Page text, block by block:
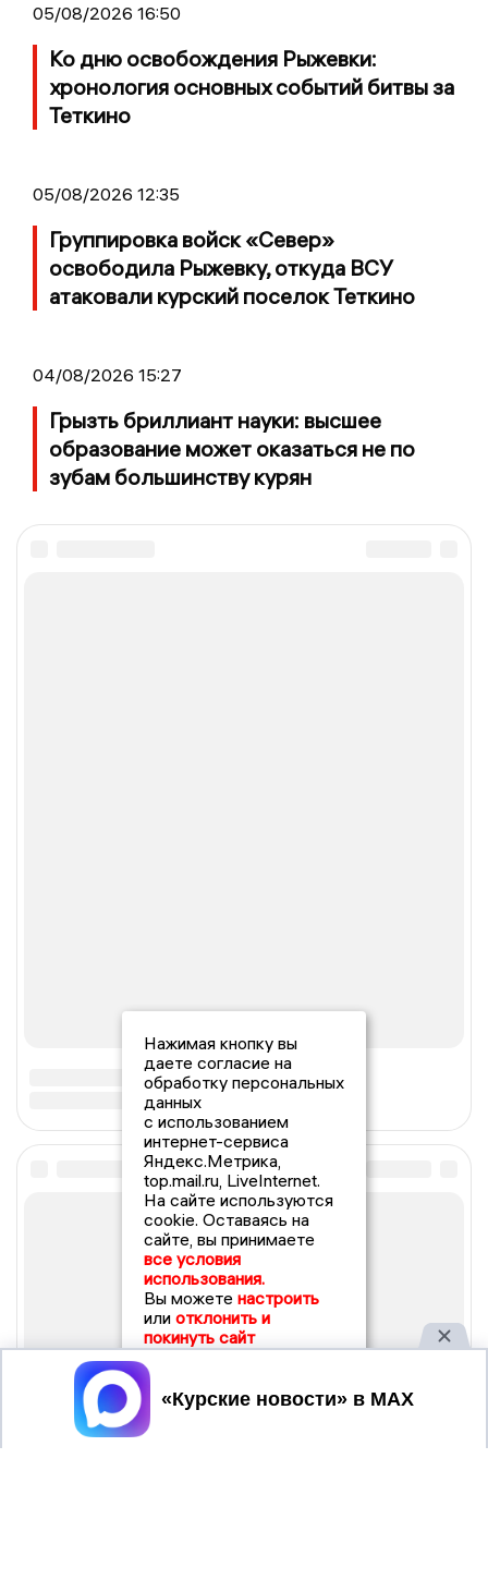
05/08/2026 16:50
Ко дню освобождения Рыжевки:
хронология основных событий битвы за
Теткино
05/08/2026 12:35
Группировка войск «Север»
освободила Рыжевку, откуда ВСУ
атаковали курский поселок Теткино
04/08/2026 15:27
Грызть бриллиант науки: высшее
образование может оказаться не по
зубам большинству курян
Нажимая кнопку вы
даете согласие на
обработку персональных
данных
с использованием
интернет-сервиса
Яндекс.Метрика,
top.mail.ru, LiveInternet.
На сайте используются
cookie. Оставаясь на
сайте, вы принимаете
все условия
использования.
Вы можете настроить
или отклонить и
покинуть сайт
Принять